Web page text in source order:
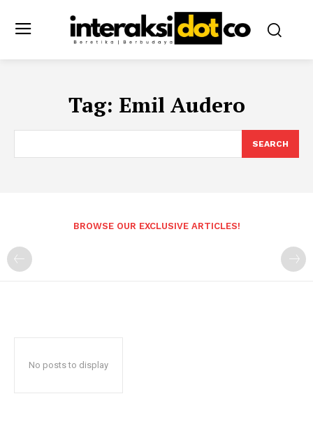
Tag: Emil Audero
SEARCH
BROWSE OUR EXCLUSIVE ARTICLES!
No posts to display